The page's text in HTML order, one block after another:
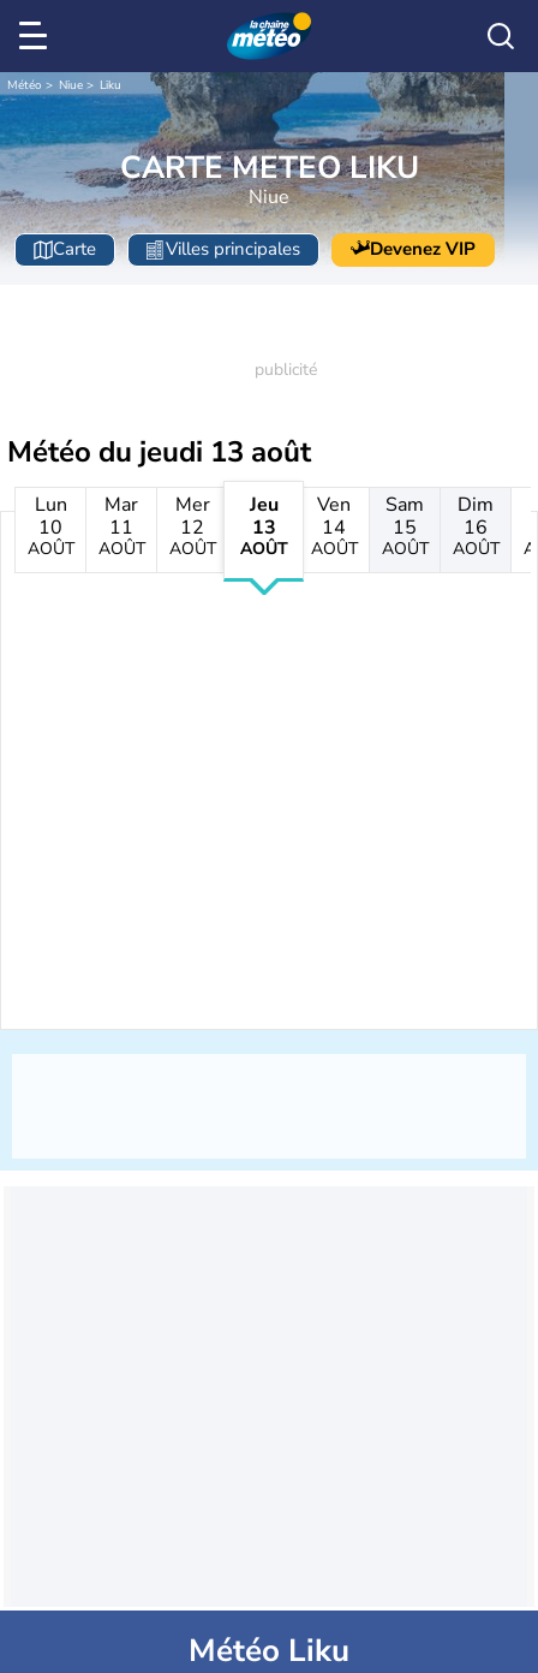
Météo Niue Liku
CARTE METEO LIKU
Niue
Carte Villes principales Devenez VIP
Météo du jeudi 13 août
Lun
10
AOÛT
Mar
11
AOÛT
Mer
12
AOÛT
Jeu
13
AOÛT
Ven
14
AOÛT
Sam
15
AOÛT
Dim
16
AOÛT
Météo Liku